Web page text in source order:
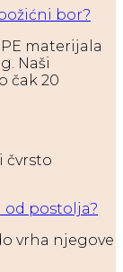
bor?
materijala
Naši
čak 20
čvrsto
od postolja?
vrha njegove